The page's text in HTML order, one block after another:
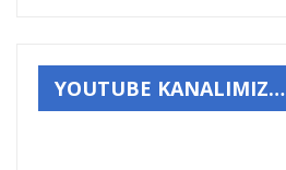
YOUTUBE KANALIMIZ…